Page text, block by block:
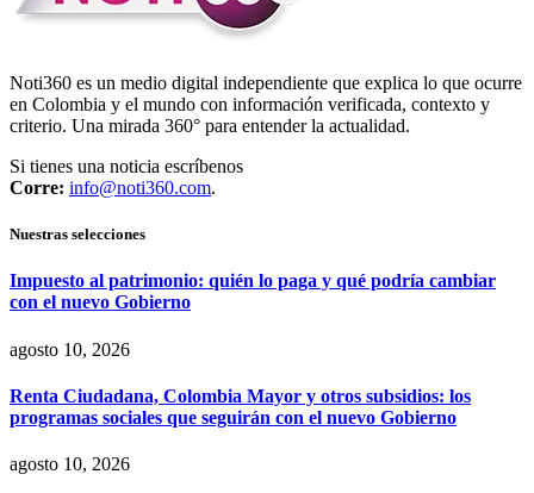
Noti360 es un medio digital independiente que explica lo que ocurre
en Colombia y el mundo con información verificada, contexto y
criterio. Una mirada 360° para entender la actualidad.
Si tienes una noticia escríbenos
Corre: info@noti360.com.
Nuestras selecciones
Impuesto al patrimonio: quién lo paga y qué podría cambiar
con el nuevo Gobierno
agosto 10, 2026
Renta Ciudadana, Colombia Mayor y otros subsidios: los
programas sociales que seguirán con el nuevo Gobierno
agosto 10, 2026